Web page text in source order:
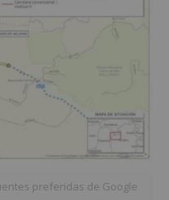
preferidas de Google